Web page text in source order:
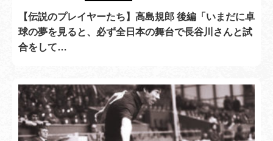
【伝説のプレイヤーたち】高島規郎 後編「いまだに卓
球の夢を見ると、必ず全日本の舞台で長谷川さんと試
合をして…